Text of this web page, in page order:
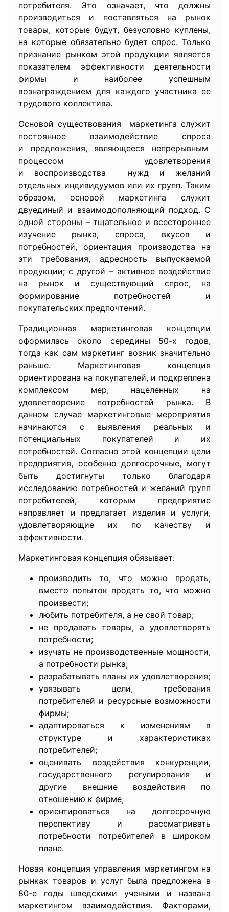
потребителя. Это означает, что должны
производиться и поставляться на рынок
товары, которые будут, безусловно куплены,
на которые обязательно будет спрос. Только
признание рынком этой продукции является
показателем эффективности деятельности
фирмы и наиболее успешным
вознаграждением для каждого участника ее
трудового коллектива.
Основой существования маркетинга служит
постоянное взаимодействие спроса
и предложения, являющееся непрерывным
процессом удовлетворения
и воспроизводства нужд и желаний
отдельных индивидуумов или их групп. Таким
образом, основой маркетинга служит
двуединый и взаимодополняющий подход. С
одной стороны – тщательное и всестороннее
изучение рынка, спроса, вкусов и
потребностей, ориентация производства на
эти требования, адресность выпускаемой
продукции; с другой – активное воздействие
на рынок и существующий спрос, на
формирование потребностей и
покупательских предпочтений.
Традиционная маркетинговая концепции
оформилась около середины 50-х годов,
тогда как сам маркетинг возник значительно
раньше. Маркетинговая концепция
ориентирована на покупателей, и подкреплена
комплексом мер, нацеленных на
удовлетворение потребностей рынка. В
данном случае маркетинговые мероприятия
начинаются с выявления реальных и
потенциальных покупателей и их
потребностей. Согласно этой концепции цели
предприятия, особенно долгосрочные, могут
быть достигнуты только благодаря
исследованию потребностей и желаний групп
потребителей, которым предприятие
направляет и предлагает изделия и услуги,
удовлетворяющие их по качеству и
эффективности.
Маркетинговая концепция обязывает:
производить то, что можно продать,
вместо попыток продать то, что можно
произвести;
любить потребителя, а не свой товар;
не продавать товары, а удовлетворять
потребности;
изучать не производственные мощности,
а потребности рынка;
разрабатывать планы их удовлетворения;
увязывать цели, требования
потребителей и ресурсные возможности
фирмы;
адаптироваться к изменениям в
структуре и характеристиках
потребителей;
оценивать воздействия конкуренции,
государственного регулирования и
другие внешние воздействия по
отношению к фирме;
ориентироваться на долгосрочную
перспективу и рассматривать
потребности потребителей в широком
плане.
Новая концепция управления маркетингом на
рынках товаров и услуг была предложена в
80-е годы шведскими учеными и названа
маркетингом взаимодействия. Факторами,